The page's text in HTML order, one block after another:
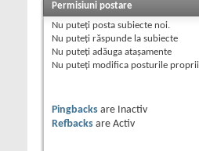
Permisiuni postare
Nu puteţi posta subiecte noi.
Nu puteţi răspunde la subiecte
Nu puteţi adăuga ataşamente
Nu puteţi modifica posturile proprii
Pingbacks are
Inactiv
Refbacks are Activ